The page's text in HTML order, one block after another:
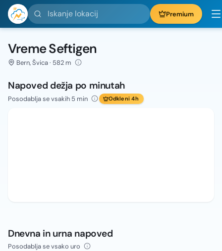
Iskanje lokacij Premium
Vreme Seftigen
Bern, Švica · 582 m
Napoved dežja po minutah
Posodablja se vsakih 5 min Odkleni 4h
Dnevna in urna napoved
Posodablja se vsako uro